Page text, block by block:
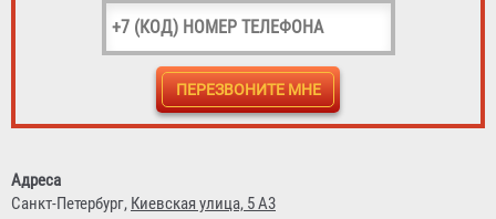
23 ₽
Адреса
Санкт-Петербург, Киевская улица, 5 А3